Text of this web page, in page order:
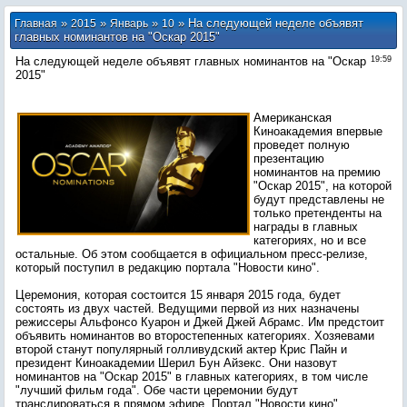
Главная»2015 » Январь » 10» На следующей неделе объявят
главных номинантов на "Оскар 2015"
19:59
На следующей неделе объявят главных номинантов на "Оскар
2015"
Американская
Киноакадемия впервые
проведет полную
презентацию
номинантов на премию
"Оскар 2015", на которой
будут представлены не
только претенденты на
награды в главных
категориях, но и все
остальные. Об этом сообщается в официальном пресс-релизе,
который поступил в редакцию портала "Новости кино".
Церемония, которая состоится 15 января 2015 года, будет
состоять из двух частей. Ведущими первой из них назначены
режиссеры Альфонсо Куарон и Джей Джей Абрамс. Им предстоит
объявить номинантов во второстепенных категориях. Хозяевами
второй станут популярный голливудский актер Крис Пайн и
президент Киноакадемии Шерил Бун Айзекс. Они назовут
номинантов на "Оскар 2015" в главных категориях, в том числе
"лучший фильм года". Обе части церемонии будут
транслироваться в прямом эфире. Портал "Новости кино"